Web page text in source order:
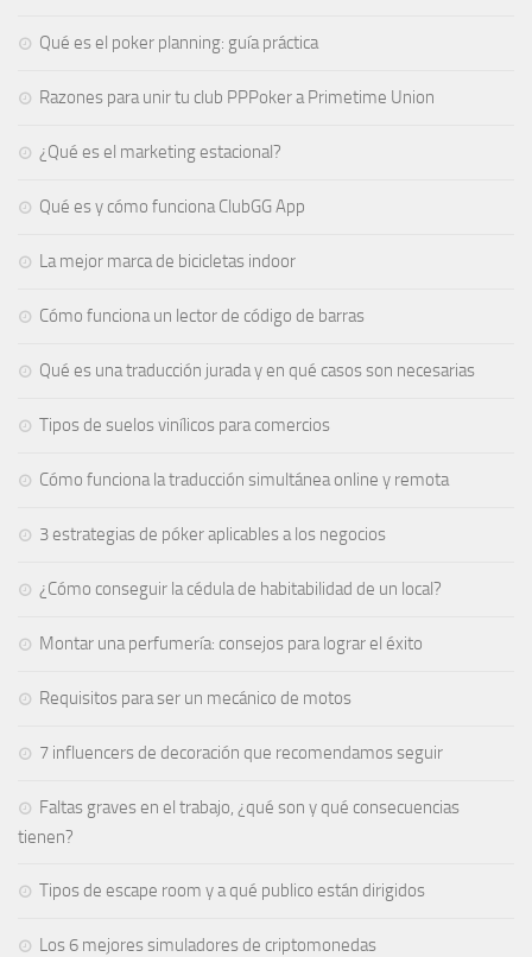
Qué es el poker planning: guía práctica
Razones para unir tu club PPPoker a Primetime Union
¿Qué es el marketing estacional?
Qué es y cómo funciona ClubGG App
La mejor marca de bicicletas indoor
Cómo funciona un lector de código de barras
Qué es una traducción jurada y en qué casos son necesarias
Tipos de suelos vinílicos para comercios
Cómo funciona la traducción simultánea online y remota
3 estrategias de póker aplicables a los negocios
¿Cómo conseguir la cédula de habitabilidad de un local?
Montar una perfumería: consejos para lograr el éxito
Requisitos para ser un mecánico de motos
7 influencers de decoración que recomendamos seguir
Faltas graves en el trabajo, ¿qué son y qué consecuencias
tienen?
Tipos de escape room y a qué publico están dirigidos
Los 6 mejores simuladores de criptomonedas